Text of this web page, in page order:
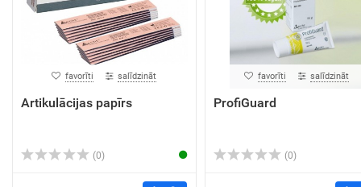
favorīti salīdzināt
Artikulācijas papīrs
(0)
favorīti salīdzināt
ProfiGuard
(0)